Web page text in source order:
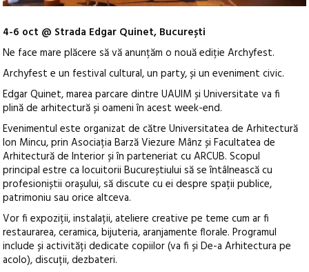
4-6 oct @ Strada Edgar Quinet, București
Ne face mare plăcere să vă anunțăm o nouă ediție Archyfest.
Archyfest e un festival cultural, un party, și un eveniment civic.
Edgar Quinet, marea parcare dintre UAUIM și Universitate va fi
plină de arhitectură și oameni în acest week-end.
Evenimentul este organizat de către Universitatea de Arhitectură
Ion Mincu, prin Asociația Barză Viezure Mânz și Facultatea de
Arhitectură de Interior și în parteneriat cu ARCUB. Scopul
principal estre ca locuitorii Bucureștiului să se întâlnească cu
profesioniștii orașului, să discute cu ei despre spații publice,
patrimoniu sau orice altceva.
Vor fi expoziții, instalații, ateliere creative pe teme cum ar fi
restaurarea, ceramica, bijuteria, aranjamente florale. Programul
include și activități dedicate copiilor (va fi și De-a Arhitectura pe
acolo), discuții, dezbateri.